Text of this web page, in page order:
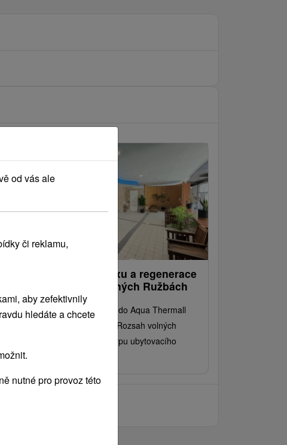
Kouzlo wellness relaxu a regenerace
v lázních v srdci Vyšných Ružbách
V ceně pobytu získáte vstup do Aqua Thermall
Wellness a krytého bazénu. Rozsah volných
vstupů závisí na zvoleném typu ubytovacího
zařízení.
od vás ale
či reklamu,
aby zefektivnily
hledáte a chcete
nutné pro provoz této